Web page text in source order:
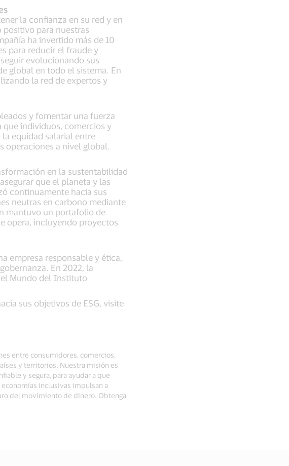
la confianza en su red y en
para nuestras
ha invertido más de 10
para reducir el fraude y
evolucionando sus
global en todo el sistema. En
la red de expertos y
y fomentar una fuerza
que individuos, comercios y
equidad salarial entre
operaciones a nivel global.
en la sustentabilidad
que el planeta y las
continuamente hacia sus
neutras en carbono mediante
mantuvo un portafolio de
opera, incluyendo proyectos
empresa responsable y ética,
En 2022, la
Mundo del Instituto
sus objetivos de ESG, visite
entre consumidores, comercios,
y territorios. Nuestra misión es
y segura, para ayudar a que
inclusivas impulsan a
del movimiento de dinero. Obtenga